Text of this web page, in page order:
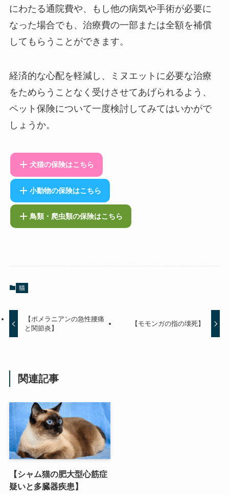
にわたる通院費や、もし他の病気や手術が必要に
なった場合でも、治療費の一部または全額を補償
してもらうことができます。
経済的な心配を軽減し、ミヌエットに必要な治療
をためらうことなく受けさせてあげられるよう、
ペット保険について一度検討してみてはいかがで
しょうか。
犬猫の保険はこちら
小動物の保険はこちら
鳥類・爬虫類の保険はこちら
猫
【ポメラニアンの急性腰痛
と関節炎】
【モモンガの指の壊死】
関連記事
【シャム猫の肥大型心筋症
疑いと多臓器疾患】